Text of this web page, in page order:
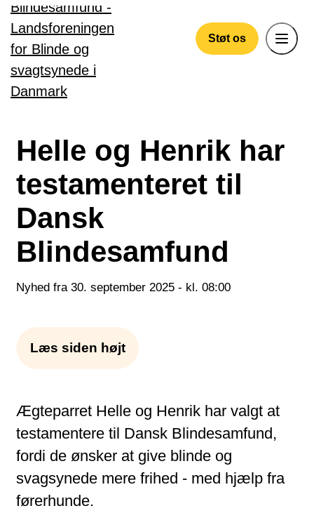
Gå til hovedindhold
Støt os
Helle og Henrik har
testamenteret til
Dansk
Blindesamfund
Nyhed fra 30. september 2025 - kl. 08:00
Læs siden højt
Ægteparret Helle og Henrik har valgt at
testamentere til Dansk Blindesamfund,
fordi de ønsker at give blinde og
svagsynede mere frihed - med hjælp fra
førerhunde.